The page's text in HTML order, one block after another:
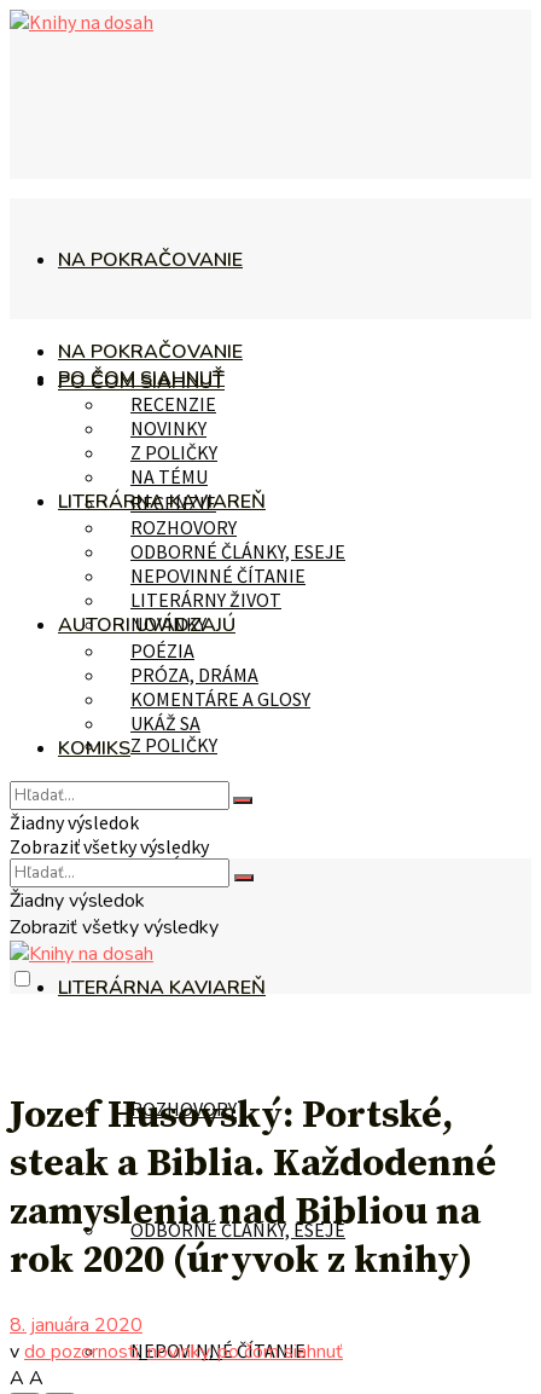
NA POKRAČOVANIE
PO ČOM SIAHNUŤ
RECENZIE
NOVINKY
Z POLIČKY
NA TÉMU
LITERÁRNA KAVIAREŇ
ROZHOVORY
ODBORNÉ ČLÁNKY, ESEJE
NEPOVINNÉ ČÍTANIE
NA POKRAČOVANIE
PO ČOM SIAHNUŤ
RECENZIE
NOVINKY
Z POLIČKY
NA TÉMU
LITERÁRNA KAVIAREŇ
ROZHOVORY
ODBORNÉ ČLÁNKY, ESEJE
NEPOVINNÉ ČÍTANIE
LITERÁRNY ŽIVOT
AUTORI UVÁDZAJÚ
POÉZIA
PRÓZA, DRÁMA
KOMENTÁRE A GLOSY
UKÁŽ SA
KOMIKS
Žiadny výsledok
Zobraziť všetky výsledky
Žiadny výsledok
Zobraziť všetky výsledky
Jozef Husovský: Portské,
steak a Biblia. Každodenné
zamyslenia nad Bibliou na
rok 2020 (úryvok z knihy)
8. januára 2020
vdo pozornosti,novinky,po čom siahnuť
A A